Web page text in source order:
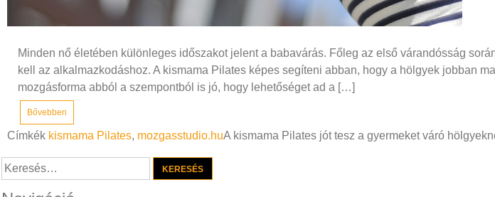
Minden nő életében különleges időszakot jelent a babavárás. Főleg az első várandósság
kell az alkalmazkodáshoz. A kismama Pilates képes segíteni abban, hogy a hölgyek jobban
mozgásforma abból a szempontból is jó, hogy lehetőséget ad a […]
Bővebben
Címkék kismama Pilates, mozgasstudio.huA kismama Pilates jót tesz a gyermeket váró
Keresés: